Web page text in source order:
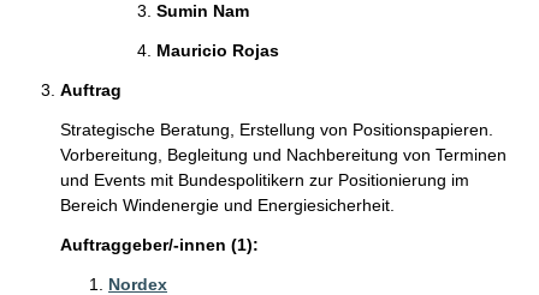
Sumin Nam
Mauricio Rojas
Auftrag
Strategische Beratung, Erstellung von Positionspapieren.
Vorbereitung, Begleitung und Nachbereitung von Terminen
und Events mit Bundespolitikern zur Positionierung im
Bereich Windenergie und Energiesicherheit.
Auftraggeber/-innen (1):
Nordex